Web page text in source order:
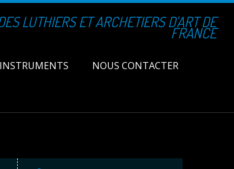
LUTHIERS ET ARCHETIERS D'ART DE
FRANCE
NOUS CONTACTER